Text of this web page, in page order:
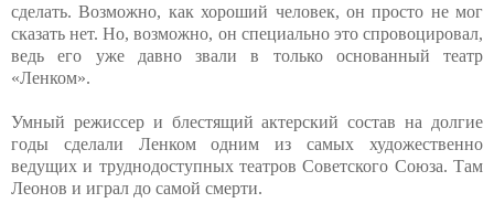
сделать. Возможно, как хороший человек, он просто не мог
сказать нет. Но, возможно, он специально это спровоцировал,
ведь его уже давно звали в только основанный театр
«Ленком».
Умный режиссер и блестящий актерский состав на долгие
годы сделали Ленком одним из самых художественно
ведущих и труднодоступных театров Советского Союза. Там
Леонов и играл до самой смерти.